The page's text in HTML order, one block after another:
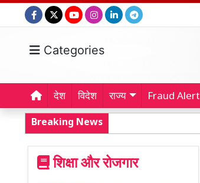
Categories
देश विदेश राज्य Fraud Alert
Breaking News
शिक्षा और रोजगार